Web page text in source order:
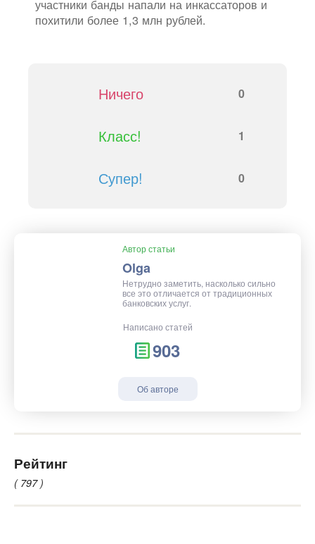
участники банды напали на инкассаторов и
похитили более 1,3 млн рублей.
Ничего 0
Класс! 1
Супер! 0
Автор статьи
Olga
Нетрудно заметить, насколько сильно
все это отличается от традиционных
банковских услуг.
Написано статей
903
Об авторе
Рейтинг
( 797 )